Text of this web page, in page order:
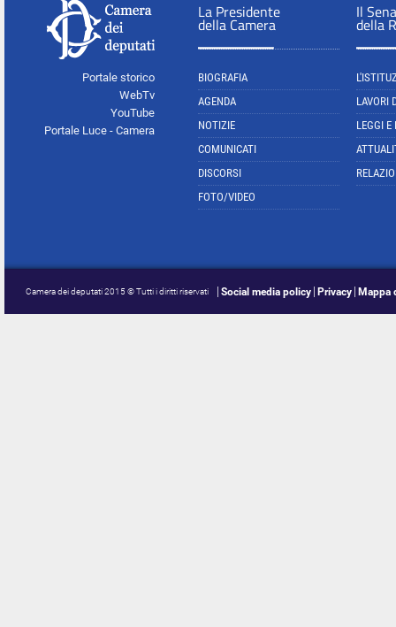
Portale storico
WebTv
YouTube
Portale Luce - Camera
La Presidente
della Camera
BIOGRAFIA
AGENDA
NOTIZIE
COMUNICATI
DISCORSI
FOTO/VIDEO
Il
della
LAVORI
LEGGI E
Camera dei deputati 2015 © Tutti i diritti riservati Social media policy Privacy Mappa